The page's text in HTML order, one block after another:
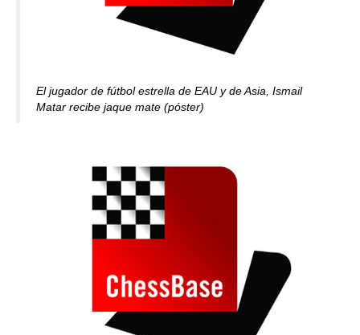
El jugador de fútbol estrella de EAU y de Asia, Ismail
Matar recibe jaque mate (póster)